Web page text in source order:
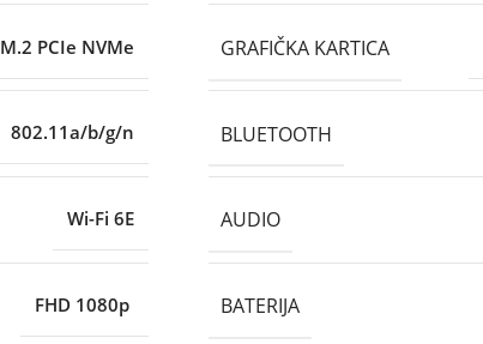
M.2 PCIe NVMe GRAFIČKA KARTICA
802.11a/b/g/n BLUETOOTH
Wi-Fi 6E AUDIO
FHD 1080p BATERIJA